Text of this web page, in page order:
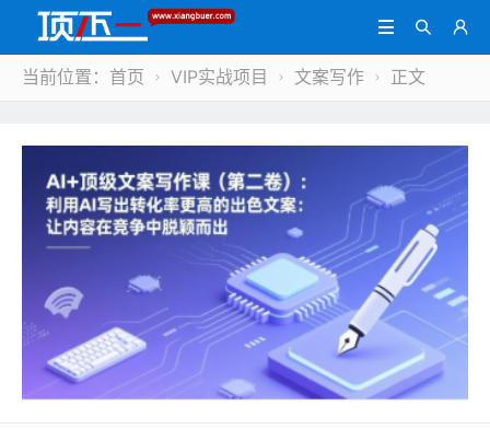



当前位置： 首页  VIP实战项目  文案写作  正文